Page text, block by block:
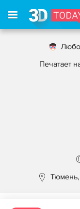
Печатает
Тюмень,